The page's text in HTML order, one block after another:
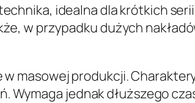
idealna dla krótkich
w przypadku dużych
masowej produkcji.
Wymaga jednak dłuższego